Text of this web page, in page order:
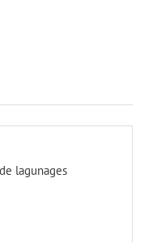
lagunages